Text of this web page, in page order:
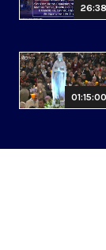
26:38
01:15:00